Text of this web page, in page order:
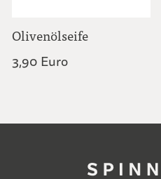
Olivenölseife
3,90 Euro